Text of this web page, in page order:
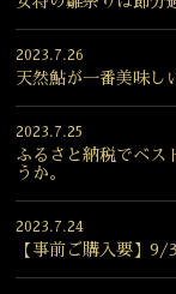
2023.7.26
天然鮎が一番美味し
2023.7.25
ふるさと納税でベス
うか。
2023.7.24
【事前ご購入要】9/